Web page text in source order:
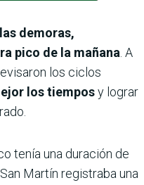
demoras,
pico de la mañana. A
los ciclos
los tiemposy lograr
tenía una duración de
Martín registraba una